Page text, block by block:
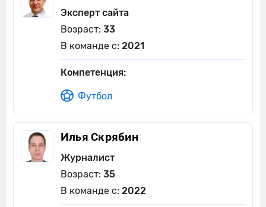
Эксперт сайта
Возраст: 33
В команде с: 2021
Компетенция:
Футбол
Илья Скрябин
Журналист
Возраст: 35
В команде с: 2022